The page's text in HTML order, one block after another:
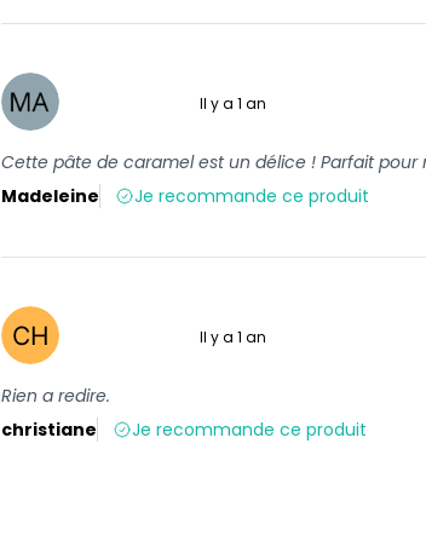
Il y a 1 an
Cette pâte de caramel est un délice ! Parfait
Madeleine
Je recommande ce produit
Il y a 1 an
Rien a redire.
christiane
Je recommande ce produit